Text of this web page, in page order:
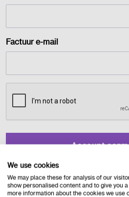
Factuur e-mail
We use cookies
We may place these for analysis of our
show personalised content and to give you
more information about the cookies we use